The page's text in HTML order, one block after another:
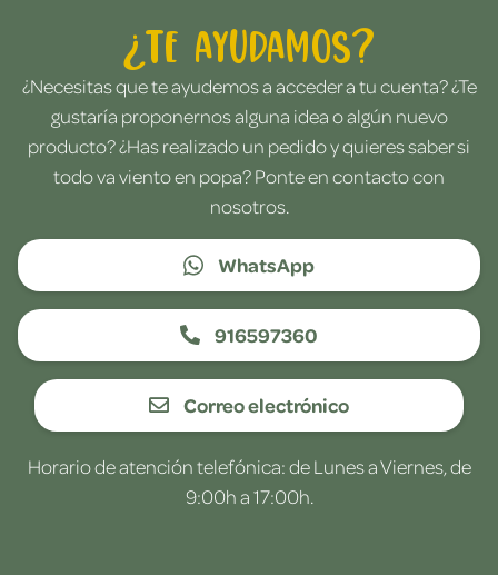
¿Te ayudamos?
¿Necesitas que te ayudemos a acceder a tu cuenta? ¿Te
gustaría proponernos alguna idea o algún nuevo
producto? ¿Has realizado un pedido y quieres saber si
todo va viento en popa? Ponte en contacto con
nosotros.
WhatsApp
916597360
Correo electrónico
Horario de atención telefónica: de Lunes a Viernes, de
9:00h a 17:00h.